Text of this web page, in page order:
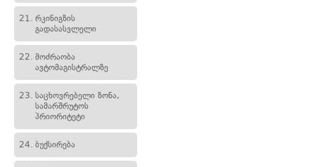
21. რკინიგზის
გადასასვლელი
22. მოძრაობა
ავტომაგისტრალზე
23. საცხოვრებელი ზონა,
სამარშრუტოს
პრიორიტეტი
24. ბუქსირება